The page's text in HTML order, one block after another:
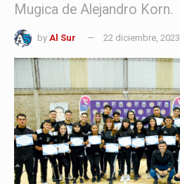
Mugica de Alejandro Korn.
by Al Sur 22 diciembre, 2023